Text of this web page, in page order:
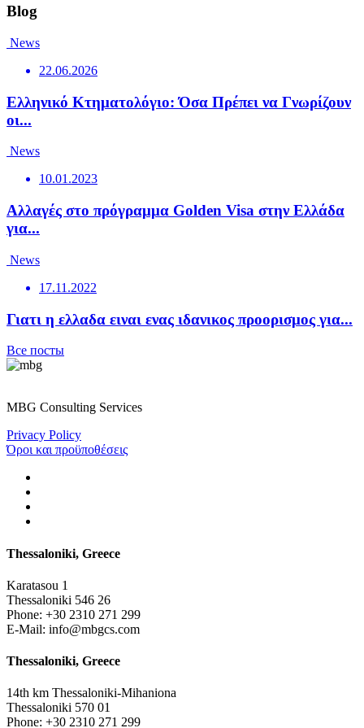
Blog
News
22.06.2026
Ελληνικό Κτηματολόγιο: Όσα Πρέπει να Γνωρίζουν
οι...
News
10.01.2023
Αλλαγές στο πρόγραμμα Golden Visa στην Ελλάδα
για...
News
17.11.2022
Γιατι η ελλαδα ειναι ενας ιδανικος προορισμος για...
Все посты
MBG Consulting Services
Privacy Policy
Όροι και προϋποθέσεις
Thessaloniki, Greece
Karatasou 1
Thessaloniki 546 26
Phone: +30 2310 271 299
E-Mail: info@mbgcs.com
Thessaloniki, Greece
14th km Thessaloniki-Mihaniona
Thessaloniki 570 01
Phone: +30 2310 271 299